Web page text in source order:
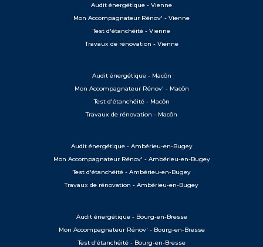
Audit énergétique - Vienne
Mon Accompagnateur Rénov' - Vienne
Test d'étanchéité - Vienne
Travaux de rénovation - Vienne
Audit énergétique - Macôn
Mon Accompagnateur Rénov' - Macôn
Test d'étanchéité - Macôn
Travaux de rénovation - Macôn
Audit énergétique - Ambérieu-en-Bugey
Mon Accompagnateur Rénov' - Ambérieu-en-Bugey
Test d'étanchéité - Ambérieu-en-Bugey
Travaux de rénovation - Ambérieu-en-Bugey
Audit énergétique - Bourg-en-Bresse
Mon Accompagnateur Rénov' - Bourg-en-Bresse
Test d'étanchéité - Bourg-en-Bresse